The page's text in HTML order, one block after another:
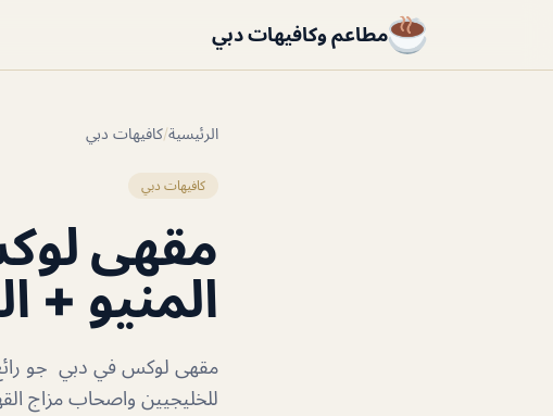
مطاعم وكافيهات دبي
الرئيسية/كافيهات دبي
كافيهات دبي
مقهى
المنيو +
مقهى لوكس في دبي جو
للخليجيين واصحاب مزاج